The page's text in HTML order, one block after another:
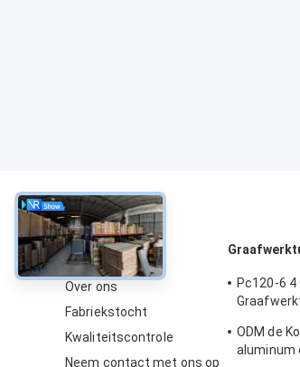
Over
Over ons
Fabriekstocht
Kwaliteitscontrole
Neem contact met ons op
Pc120-6
ODM de
aluminum